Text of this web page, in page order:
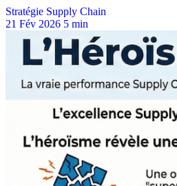
Stratégie Supply Chain
21 Fév 2026 5 min